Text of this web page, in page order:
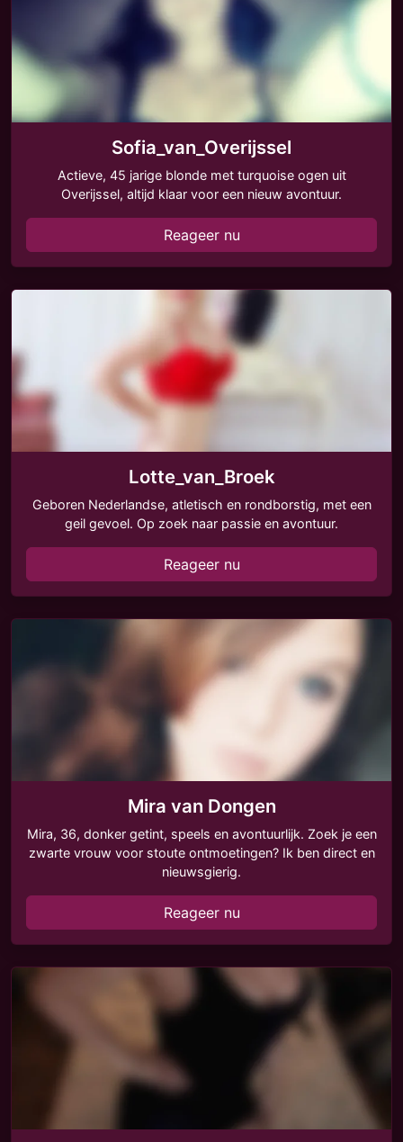
Sofia_van_Overijssel
Actieve, 45 jarige blonde met turquoise ogen uit
Overijssel, altijd klaar voor een nieuw avontuur.
Reageer nu
Lotte_van_Broek
Geboren Nederlandse, atletisch en rondborstig, met een
geil gevoel. Op zoek naar passie en avontuur.
Reageer nu
Mira van Dongen
Mira, 36, donker getint, speels en avontuurlijk. Zoek je een
zwarte vrouw voor stoute ontmoetingen? Ik ben direct en
nieuwsgierig.
Reageer nu